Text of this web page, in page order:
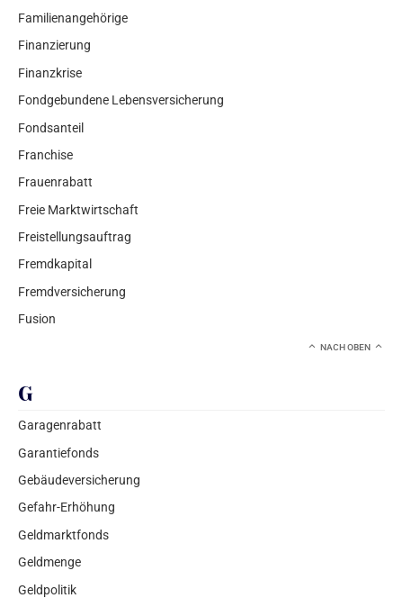
Familienangehörige
Finanzierung
Finanzkrise
Fondgebundene Lebensversicherung
Fondsanteil
Franchise
Frauenrabatt
Freie Marktwirtschaft
Freistellungsauftrag
Fremdkapital
Fremdversicherung
Fusion
NACH OBEN
G
Garagenrabatt
Garantiefonds
Gebäudeversicherung
Gefahr-Erhöhung
Geldmarktfonds
Geldmenge
Geldpolitik